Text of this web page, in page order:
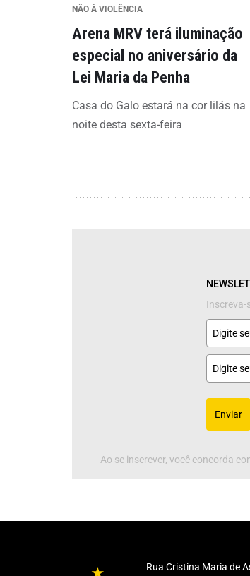
NÃO À VIOLÊNCIA
Arena MRV terá iluminação
especial no aniversário da
Lei Maria da Penha
Casa do Galo estará na cor lilás na
noite desta sexta-feira
Inscreva-
Enviar
Ao se inscrever, você concorda
Rua Cristina Maria de